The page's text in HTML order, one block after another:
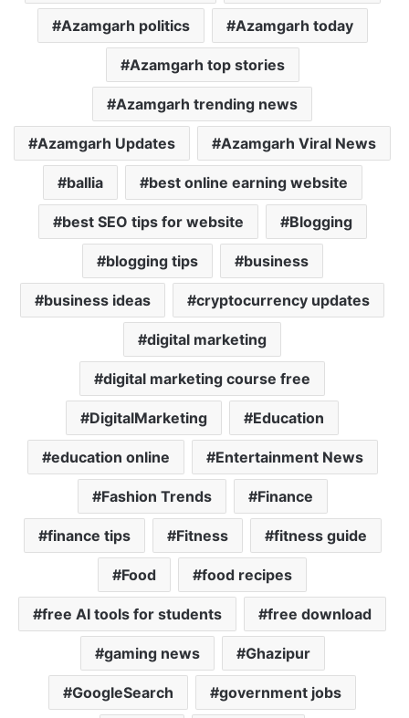
Azamgarh politics Azamgarh today
Azamgarh top stories
Azamgarh trending news
Azamgarh Updates Azamgarh Viral News
ballia best online earning website
best SEO tips for website Blogging
blogging tips business
business ideas cryptocurrency updates
digital marketing
digital marketing course free
DigitalMarketing Education
education online Entertainment News
Fashion Trends Finance
finance tips Fitness fitness guide
Food food recipes
free AI tools for students free download
gaming news Ghazipur
GoogleSearch government jobs